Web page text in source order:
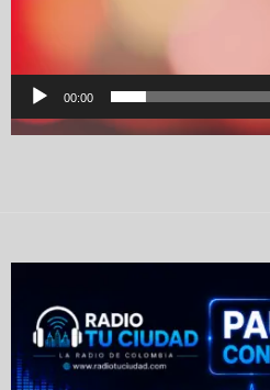
00:00